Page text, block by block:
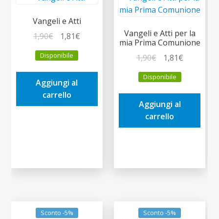
Vangeli e Atti
1,90€
prezzo
originale
era:
1,90€.
1,81€
è:
Disponibile
Aggiungi al
carrello
Vangeli e Atti per la
mia Prima Comunione
1,90€
prezzo
originale
era:
1,90€.
1,81€Il
è:
Disponibile
Aggiungi al
carrello
Sconto -5% Sconto -5%